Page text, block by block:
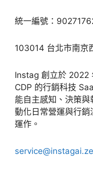
統一編號：
103014 台北市南京
Instag 創立於 2022
CDP 的行銷科技
能自主感知、決策
動化日常營運與行
運作。